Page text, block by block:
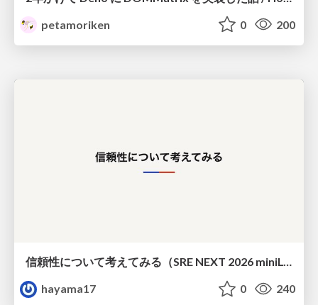
petamoriken
0 200
信頼性について考えてみる（SRE NEXT 2026 miniLT）
hayama17
0 240